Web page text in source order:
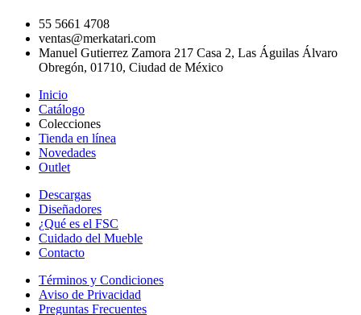
55 5661 4708
ventas@merkatari.com
Manuel Gutierrez Zamora 217 Casa 2, Las Águilas Álvaro
Obregón, 01710, Ciudad de México
Inicio
Catálogo
Colecciones
Tienda en línea
Novedades
Outlet
Descargas
Diseñadores
¿Qué es el FSC
Cuidado del Mueble
Contacto
Términos y Condiciones
Aviso de Privacidad
Preguntas Frecuentes